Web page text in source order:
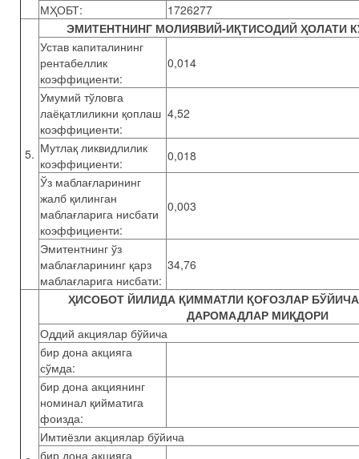
МҲОБТ:
1726277
5.
ЭМИТЕНТНИНГ МОЛИЯВИЙ-ИҚТИСОДИЙ ҲОЛАТИ
Устав капиталининг
рентабеллик
коэффициенти:
0,014
Умумий тўловга
лаёқатлиликни қоплаш
коэффициенти:
4,52
Мутлақ ликвидлилик
коэффициенти:
0,018
Ўз маблағларининг
жалб қилинган
маблағларига нисбати
коэффициенти:
0,003
Эмитентнинг ўз
маблағларининг қарз
маблағларига нисбати:
34,76
ҲИСОБОТ ЙИЛИДА ҚИММАТЛИ ҚОҒОЗЛАР
ДАРОМАДЛАР МИҚДОРИ
Оддий акциялар бўйича
бир дона акцияга
сўмда:
бир дона акциянинг
номинал қийматига
фоизда:
Имтиёзли акциялар бўйича
бир дона акцияга